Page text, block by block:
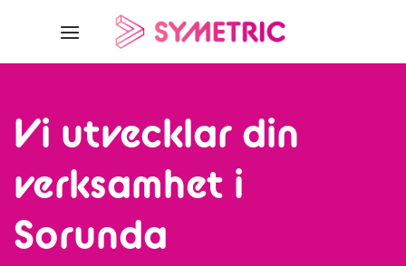
Vi utvecklar din
verksamhet i
Sorunda